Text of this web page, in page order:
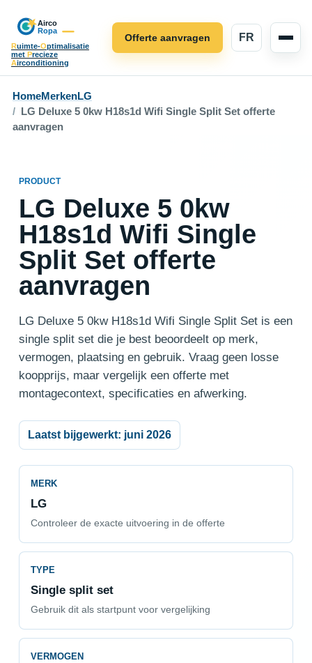
Ruimte-Optimalisatie
met Precieze
Airconditioning
FR
Offerte aanvragen
HomeMerkenLG
LG Deluxe 5 0kw H18s1d Wifi Single Split Set offerte
aanvragen
PRODUCT
LG Deluxe 5 0kw
H18s1d Wifi Single
Split Set offerte
aanvragen
LG Deluxe 5 0kw H18s1d Wifi Single Split Set is een
single split set die je best beoordeelt op merk,
vermogen, plaatsing en gebruik. Vraag geen losse
koopprijs, maar vergelijk een offerte met
montagecontext, specificaties en afwerking.
Laatst bijgewerkt: juni 2026
MERK
LG
Controleer de exacte uitvoering in de offerte
TYPE
Single split set
Gebruik dit als startpunt voor vergelijking
VERMOGEN